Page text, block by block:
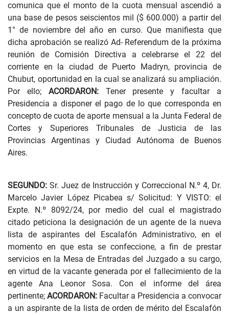
comunica que el monto de la cuota mensual ascendió a
una base de pesos seiscientos mil ($ 600.000) a partir del
1° de noviembre del año en curso. Que manifiesta que
dicha aprobación se realizó Ad- Referendum de la próxima
reunión de Comisión Directiva a celebrarse el 22 del
corriente en la ciudad de Puerto Madryn, provincia de
Chubut, oportunidad en la cual se analizará su ampliación.
Por ello; ACORDARON:Tener presente y facultar a
Presidencia a disponer el pago de lo que corresponda en
concepto de cuota de aporte mensual a la Junta Federal de
Cortes y Superiores Tribunales de Justicia de las
Provincias Argentinas y Ciudad Autónoma de Buenos
Aires.
SEGUNDO: Sr. Juez de Instrucción y Correccional N.º 4, Dr.
Marcelo Javier López Picabea s/ Solicitud: Y VISTO: el
Expte. N.º 8092/24, por medio del cual el magistrado
citado peticiona la designación de un agente de la nueva
lista de aspirantes del Escalafón Administrativo, en el
momento en que esta se confeccione, a fin de prestar
servicios en la Mesa de Entradas del Juzgado a su cargo,
en virtud de la vacante generada por el fallecimiento de la
agente Ana Leonor Sosa. Con el informe del área
pertinente; ACORDARON: Facultar a Presidencia a convocar
a un aspirante de la lista de orden de mérito del Escalafón